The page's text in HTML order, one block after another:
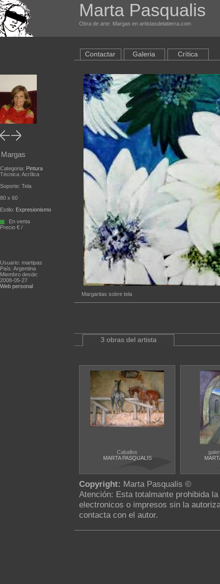
Marta Pasqualis
Obra de arte: Margas en artistasdelatierra.com
Margas
Categoria: Pintura
Técnica: Acrílica
Soporte: Tela
80 x 60
Estilo: Expresionismo
En venta
Precio € /
Usuario: martipas
País: Argentina
Miembro desde:
2008-05-27
Web personal
Contactar Galeria Crítica
Margaritas sobre tela
3 obras del artista
Caballos
MARTA PASQUALIS
Copyright: Marta Pasqualis ©
Atención: Esta totalmante prohibida
electronicos o impresos sin la
contacta con el autor.